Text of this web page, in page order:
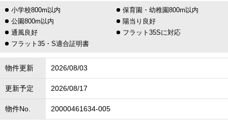
小学校800m以内
保育園・幼稚園800m以内
公園800m以内
陽当り良好
通風良好
フラット35Sに対応
フラット35・S適合証明書
物件更新 2026/08/03
更新予定 2026/08/17
物件No. 20000461634-005